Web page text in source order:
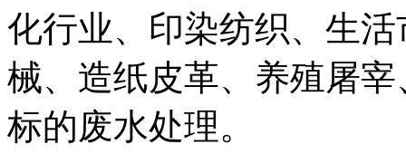
化行业、印染纺织、生
械、造纸皮革、养殖屠
标的废水处理。